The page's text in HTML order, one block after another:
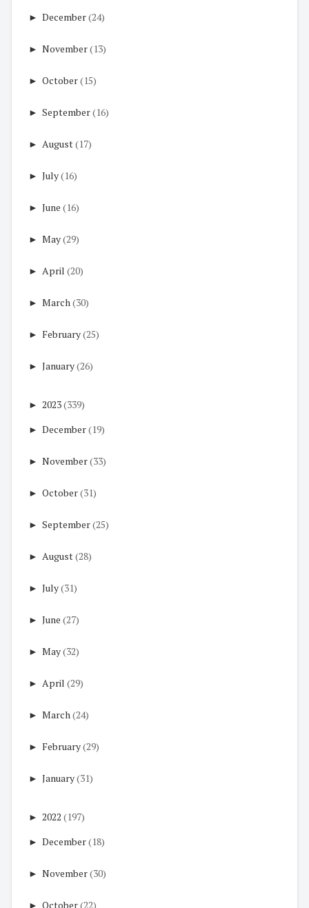
► December(24)
► November(13)
► October(15)
► September(16)
► August(17)
► July(16)
► June (16)
► May(29)
► April (20)
► March(30)
► February(25)
► January(26)
► 2023(339)
► December(19)
► November(33)
► October(31)
► September(25)
► August(28)
► July(31)
► June (27)
► May(32)
► April (29)
► March(24)
► February(29)
► January(31)
► 2022 (197)
► December(18)
► November(30)
► October(22)